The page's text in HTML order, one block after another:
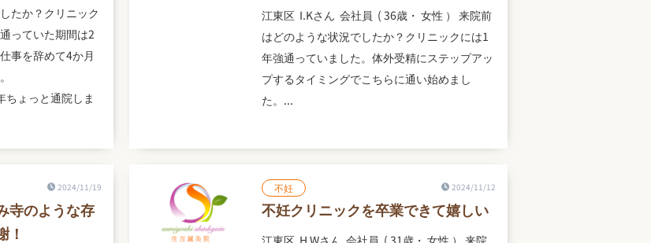
たか？クリニック
っていた期間は2
事を辞めて4か月
ちょっと通院しま
江東区 I.Kさん 会社員 ( 36歳・ 女性 ） 来院前
はどのような状況でしたか？クリニックには1
年強通っていました。体外受精にステップアッ
プするタイミングでこちらに通い始めまし
た。...
2024/11/19
寺のような存
！
不妊 2024/11/12
不妊クリニックを卒業できて嬉しい
江東区 H.Wさん 会社員 ( 31歳・ 女性 ） 来院